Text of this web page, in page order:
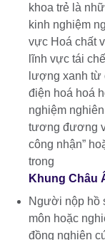
khoa trẻ là
kinh nghiệm
vực Hoá chất
lĩnh vực tái
lượng xanh từ
điện hoá hoá
nghiệm
tương đương
công nhận”
trong
Khung Châu
Người nộp hồ
môn hoặc
đồng nghiên